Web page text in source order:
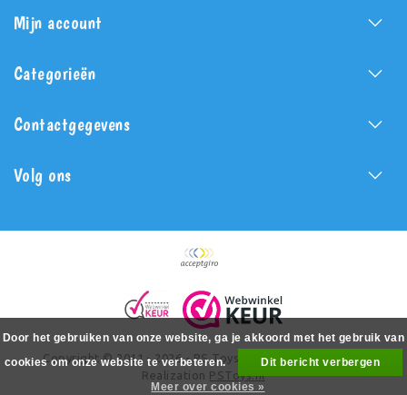
Mijn account
Categorieën
Contactgegevens
Volg ons
Copyright © 2011 - 2026 - PS Toys - All rights reserved -
Realization PSToys.nl
Door het gebruiken van onze website, ga je akkoord met het gebruik van
cookies om onze website te verbeteren.
Dit bericht verbergen
Meer over cookies »